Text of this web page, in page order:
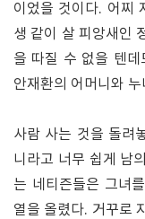
이었을 것이다. 어찌
생 같이 살 피앙새인
을 따질 수 없을 텐
안재환의 어머니와
사람 사는 것을 돌려
니라고 너무 쉽게 남
는 네티즌들은 그녀
열을 올렸다. 거꾸로